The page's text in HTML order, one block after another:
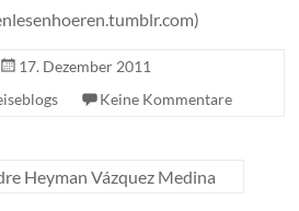
17. Dezember 2011
Keine Kommentare
Heyman Vázquez Medina